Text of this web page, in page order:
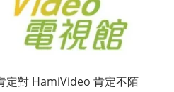
定對 HamiVideo 肯定不陌